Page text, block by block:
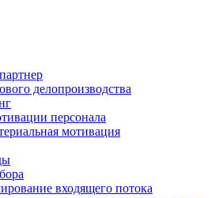
делопроизводства
персонала
мотивация
входящего потока